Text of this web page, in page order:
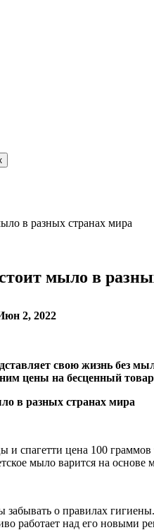
в разных странах мира
мыло в
2, 2022
свою жизнь без
цены на бесценный
спагетти цена 100
мыло варится на
о правилах
работает над его новыми